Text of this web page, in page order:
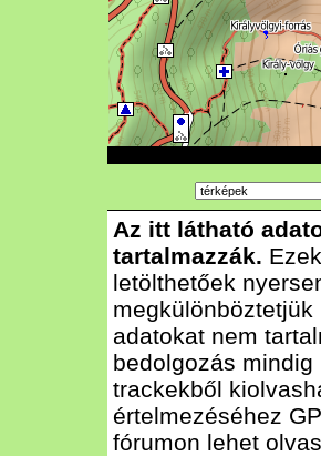
Az itt látható
tartalmazzák.
letölthetőek
adatokat nem
bedolgozás
trackekből
értelmezéséhez
fórumon lehet